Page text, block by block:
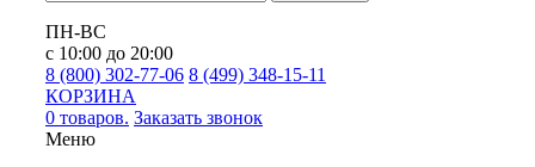
ПН-ВС
с 10:00 до 20:00
8 (800) 302-77-06 8 (499) 348-15-11
КОРЗИНА
0 товаров. Заказать звонок
Меню